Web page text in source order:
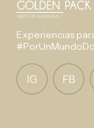
Experiencias